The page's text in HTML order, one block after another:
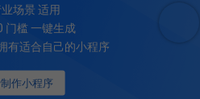
作小程序
场景 适用
门槛 一键生成
有适合自己的小程序